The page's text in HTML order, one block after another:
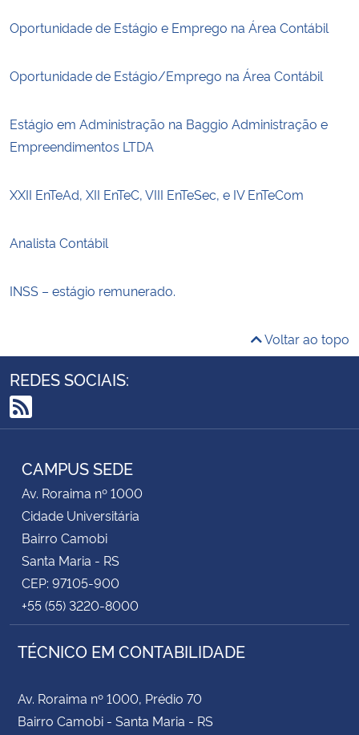
Oportunidade de Estágio e Emprego na Área Contábil
Oportunidade de Estágio/Emprego na Área Contábil
Estágio em Administração na Baggio Administração e
Empreendimentos LTDA
XXII EnTeAd, XII EnTeC, VIII EnTeSec, e IV EnTeCom
Analista Contábil
INSS – estágio remunerado.
Voltar ao topo
REDES SOCIAIS:
RSS
CAMPUS SEDE
Av. Roraima nº 1000
Cidade Universitária
Bairro Camobi
Santa Maria - RS
CEP: 97105-900
+55 (55) 3220-8000
TÉCNICO EM CONTABILIDADE
Av. Roraima nº 1000, Prédio 70
Bairro Camobi - Santa Maria - RS